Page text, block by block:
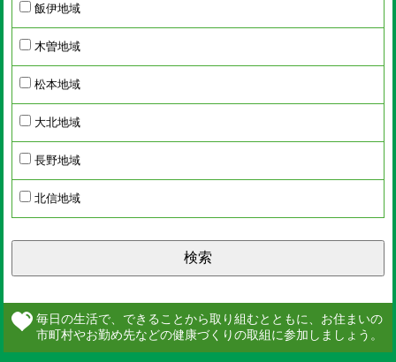
飯伊地域
木曽地域
松本地域
大北地域
長野地域
北信地域
検索